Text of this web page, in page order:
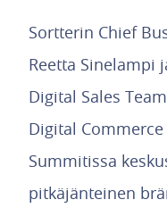
Sortterin Chief
Reetta Sinelampi
Digital Sales
Digital
Summitissa
pitkäjänteinen